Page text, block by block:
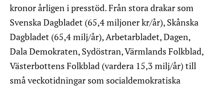
kronor årligen i presstöd. Från stora drakar som
Svenska Dagbladet (65,4 miljoner kr/år), Skånska
Dagbladet (65,4 milj/år), Arbetarbladet, Dagen,
Dala Demokraten, Sydöstran, Värmlands Folkblad,
Västerbottens Folkblad (vardera 15,3 milj/år) till
små veckotidningar som socialdemokratiska